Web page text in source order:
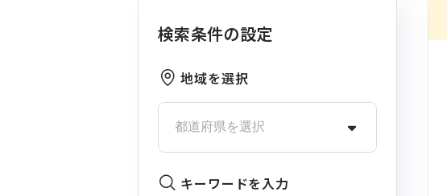
検索条件の設定
地域を選択
キーワードを入力